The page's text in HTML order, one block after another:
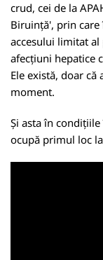
crud, cei de la
Biruință', prin care
accesului limitat
afecțiuni hepatice
Ele există, doar
moment.
Și asta în
ocupă primul loc